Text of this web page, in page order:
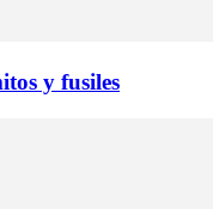
y fusiles